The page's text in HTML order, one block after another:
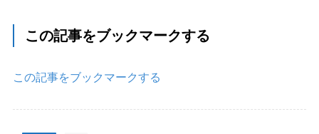
この記事をブックマークする
この記事をブックマークする